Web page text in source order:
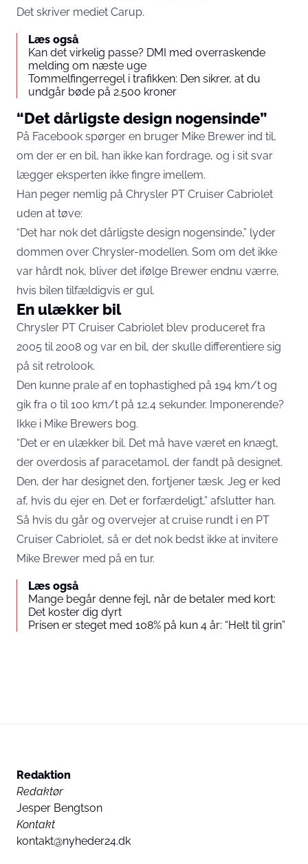
Det skriver mediet Carup.
Læs også
Kan det virkelig passe? DMI med overraskende
melding om næste uge
Tommelfingerregel i trafikken: Den sikrer, at du
undgår bøde på 2.500 kroner
“Det dårligste design nogensinde”
På Facebook spørger en bruger Mike Brewer ind til,
om der er en bil, han ikke kan fordrage, og i sit svar
lægger eksperten ikke fingre imellem.
Han peger nemlig på Chrysler PT Cruiser Cabriolet
uden at tøve:
“Det har nok det dårligste design nogensinde,” lyder
dommen over Chrysler-modellen. Som om det ikke
var hårdt nok, bliver det ifølge Brewer endnu værre,
hvis bilen tilfældigvis er gul.
En ulækker bil
Chrysler PT Cruiser Cabriolet blev produceret fra
2005 til 2008 og var en bil, der skulle differentiere sig
på sit retrolook.
Den kunne prale af en tophastighed på 194 km/t og
gik fra 0 til 100 km/t på 12,4 sekunder. Imponerende?
Ikke i Mike Brewers bog.
“Det er en ulækker bil. Det må have været en knægt,
der overdosis af paracetamol, der fandt på designet.
Den, der har designet den, fortjener tæsk. Jeg er ked
af, hvis du ejer en. Det er forfærdeligt,” afslutter han.
Så hvis du går og overvejer at cruise rundt i en PT
Cruiser Cabriolet, så er det nok bedst ikke at invitere
Mike Brewer med på en tur.
Læs også
Mange begår denne fejl, når de betaler med kort:
Det koster dig dyrt
Prisen er steget med 108% på kun 4 år: “Helt til grin”
Redaktion
Redaktør
Jesper Bengtson
Kontakt
kontakt@nyheder24.dk